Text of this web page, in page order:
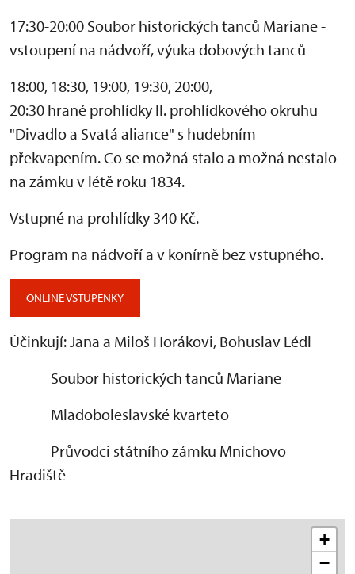
17:30-20:00 Soubor historických tanců Mariane -
vstoupení na nádvoří, výuka dobových tanců
18:00, 18:30, 19:00, 19:30, 20:00,
20:30 hrané prohlídky II. prohlídkového okruhu
"Divadlo a Svatá aliance" s hudebním
překvapením. Co se možná stalo a možná nestalo
na zámku v létě roku 1834.
Vstupné na prohlídky 340 Kč.
Program na nádvoří a v konírně bez vstupného.
ONLINE VSTUPENKY
Účinkují: Jana a Miloš Horákovi, Bohuslav Lédl
Soubor historických tanců Mariane
Mladoboleslavské kvarteto
Průvodci státního zámku Mnichovo
Hradiště
+
−